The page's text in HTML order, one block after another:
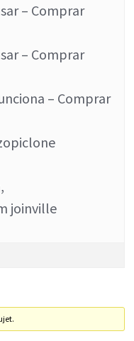
– Comprar
– Comprar
– Comprar
joinville